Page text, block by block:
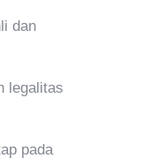
dan
legalitas
pada